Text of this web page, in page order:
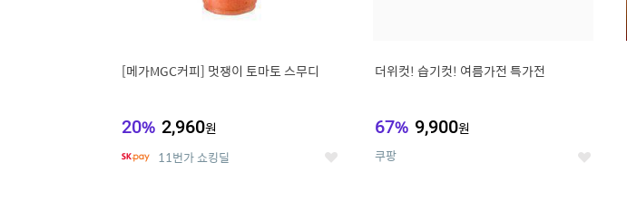
[메가MGC커피] 멋쟁이 토마토 스무디
20% 2,960원
11번가 쇼킹딜 좋
더위컷! 습기컷! 여름가전 특가전
67% 9,900원
쿠팡 좋